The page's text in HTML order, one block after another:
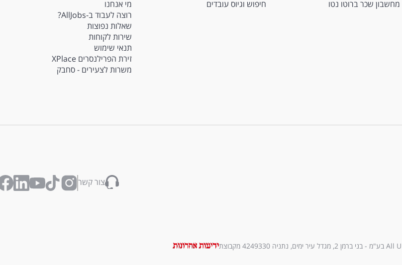
מחשבון שכר ברוטו נטו
חיפוש וגיוס עובדים
מי אנחנו
רוצה לעבוד ב-AllJobs?
שאלות נפוצות
שירות לקוחות
תנאי שימוש
זירת הפרילנסרים XPlace
משרות לצעירים - סחבק
צור קשר